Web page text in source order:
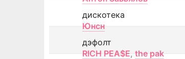
дискотека
Юнсн
дэфолт
RICH PEA$E, the pak